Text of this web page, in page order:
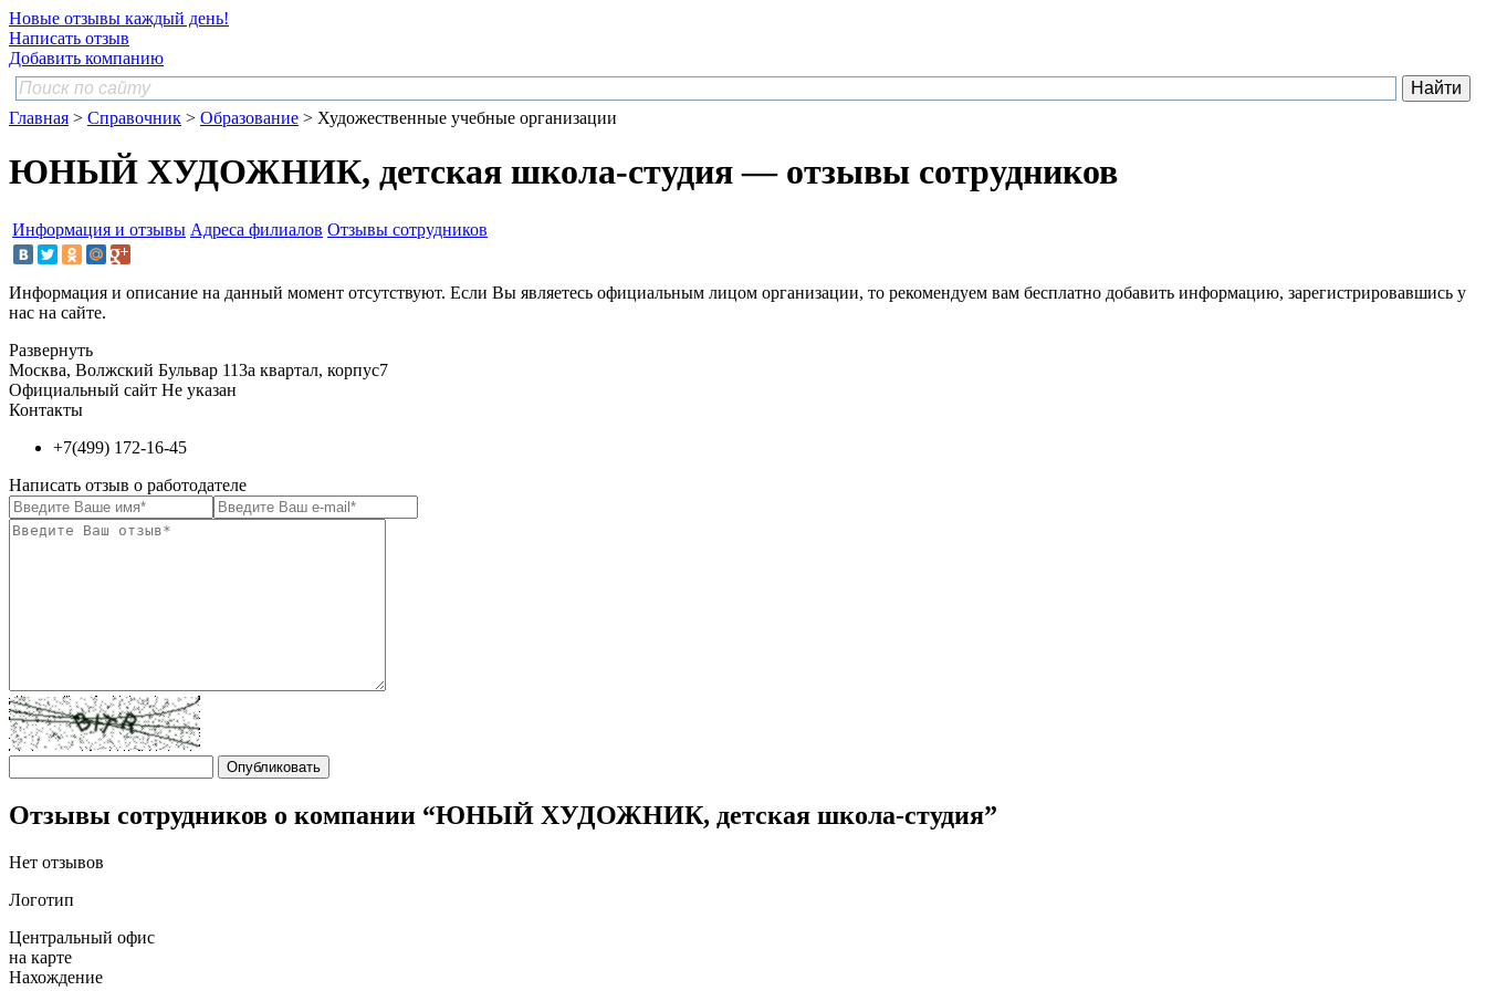
Новые отзывы каждый день!
Написать отзыв
Добавить компанию
Главная > Справочник > Образование > Художественные учебные организации
ЮНЫЙ ХУДОЖНИК, детская школа-студия — отзывы сотрудников
Информация и отзывы Адреса филиалов Отзывы сотрудников
Информация и описание на данный момент отсутствуют. Если Вы являетесь официальным лицом организации, то рекомендуем вам бесплатно добавить информацию, зарегистрировавшись у
нас на сайте.
Развернуть
Москва, Волжский Бульвар 113а квартал, корпус7
Официальный сайт Не указан
Контакты
+7(499) 172-16-45
Написать отзыв о работодателе
Отзывы сотрудников о компании “ЮНЫЙ ХУДОЖНИК, детская школа-студия”
Нет отзывов
Логотип
Центральный офис
на карте
Нахождение